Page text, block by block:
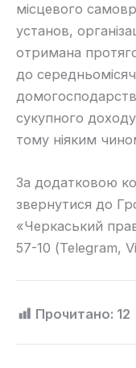
місцевого
установ,
отримана
до
сукупного
тому ніяким
За додатковою
звернутися до
«Черкаський
57-10 (Telegram,
Прочитано: 12